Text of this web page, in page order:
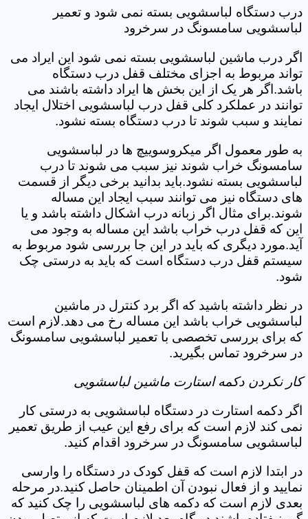
درب دستگاه لباسشویی بسته نمی شود و تعمیر
لباسشویی سامسونگ در سرخرود
اگر درب ماشین لباسشویی بسته نمی شود این ایراد می
تواند مربوط به اجزای مختلف قفل درب دستگاه
باشد.اگر هر یک از این بخش ها ایراد داشته باشند می
توانند در عملکرد کلی قفل درب لباسشویی اختلال ایجاد
نمایند و سبب شوند تا درب دستگاه بسته نشود.
به طور معمول اگر میکروسوییچ ها در لباسشویی
سامسونگ خراب شوند نیز سبب می شوند تا درب
لباسشویی بسته نشود.باید بدانید برخی دیگر از قسمت
های دستگاه نیز می توانند سبب ایجاد این مساله
شوند.برای مثال اگر زبانه درب اشکال داشته باشد و یا
این که قفل درب خراب باشد این مساله به وجود می
آید.مورد دیگری که باید در این جا بررسی شود مربوط به
سیستم قفل درب دستگاه است که باید به درستی چک
شود.
در نظر داشته باشید که اگر برد کنترل در ماشین
لباسشویی خراب باشد این مساله رخ می دهد.لازم است
که برای بررسی تخصصی با تعمیر لباسشویی سامسونگ
در سرخرود تماس بگیرید.
کار نکردن دکمه استارت ماشین لباسشویی
اگر دکمه استارت در دستگاه لباسشویی به درستی کار
نمی کند لازم است که برای رفع این عیب از طریق تعمیر
لباسشویی سامسونگ در سرخرود اقدام کنید.
در ابتدا لازم است که قفل کودک در دستگاه را وارسی
نمایید و از فعال نبودن آن اطمینان حاصل کنید.در مرحله
بعدی لازم است که دکمه های لباسشویی را چک کنید که